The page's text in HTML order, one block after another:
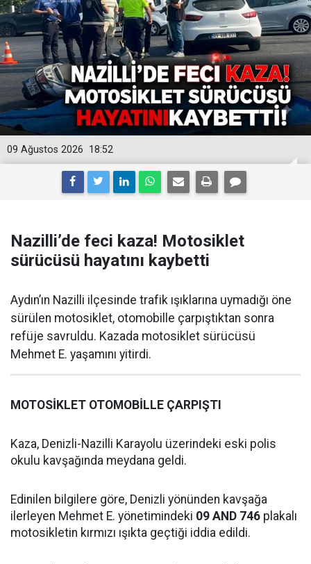
18:52
09 Ağustos 2026
Nazilli’de feci kaza! Motosiklet
sürücüsü hayatını kaybetti
Aydın’ın Nazilli ilçesinde trafik ışıklarına uymadığı öne
sürülen motosiklet, otomobille çarpıştıktan sonra
refüje savruldu. Kazada motosiklet sürücüsü
Mehmet E. yaşamını yitirdi.
MOTOSİKLET OTOMOBİLLE ÇARPIŞTI
Kaza, Denizli-Nazilli Karayolu üzerindeki eski polis
okulu kavşağında meydana geldi.
Edinilen bilgilere göre, Denizli yönünden kavşağa
ilerleyen Mehmet E. yönetimindeki 09 AND 746 plakalı
motosikletin kırmızı ışıkta geçtiği iddia edildi.